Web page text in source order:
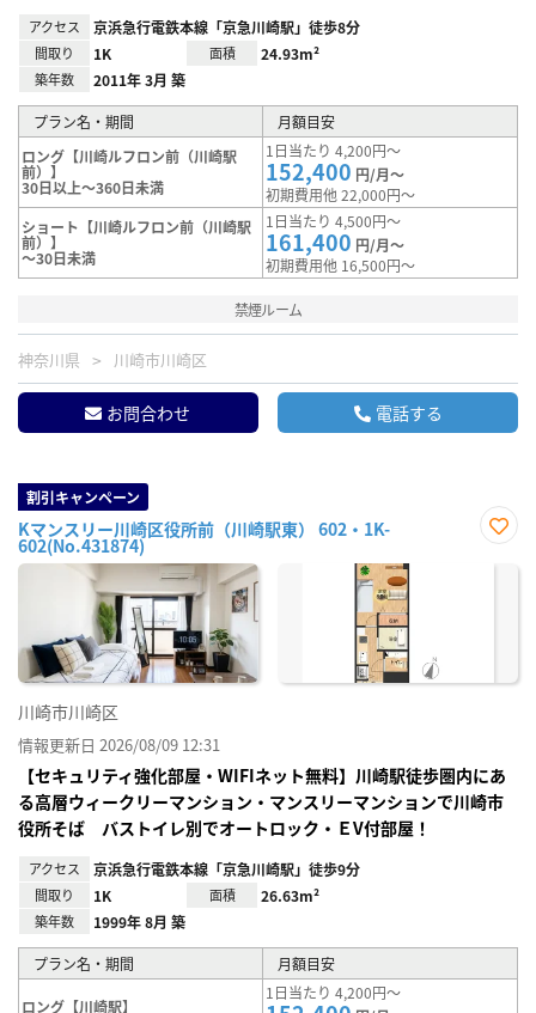
アクセス 京浜急行電鉄本線「京急川崎駅」徒歩8分
間取り 1K 面積 24.93m²
築年数 2011年 3月 築
プラン名・期間
月額目安
ロング【川崎ルフロン前（川崎駅
前）】
30日以上～360日未満
1日当たり 4,200円～
152,400 円/月～
初期費用他 22,000円～
ショート【川崎ルフロン前（川崎駅
前）】
～30日未満
1日当たり 4,500円～
161,400 円/月～
初期費用他 16,500円～
禁煙ルーム
神奈川県 川崎市川崎区
お問合わせ 電話する
割引キャンペーン
Kマンスリー川崎区役所前（川崎駅東） 602・1K-
602(No.431874)
に入
川崎市川崎区
情報更新日 2026/08/09 12:31
【セキュリティ強化部屋・WIFIネット無料】川崎駅徒歩圏内にあ
る高層ウィークリーマンション・マンスリーマンションで川崎市
役所そば バストイレ別でオートロック・ＥV付部屋！
アクセス 京浜急行電鉄本線「京急川崎駅」徒歩9分
間取り 1K 面積 26.63m²
築年数 1999年 8月 築
プラン名・期間 月額目安
ロング【川崎駅】
1日当たり 4,200円～